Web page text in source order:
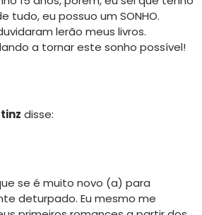
tudo, eu possuo um SONHO.
lerão meus livros.
a tornar este sonho possível!
disse:
se é muito novo (a) para
deturpado. Eu mesmo me